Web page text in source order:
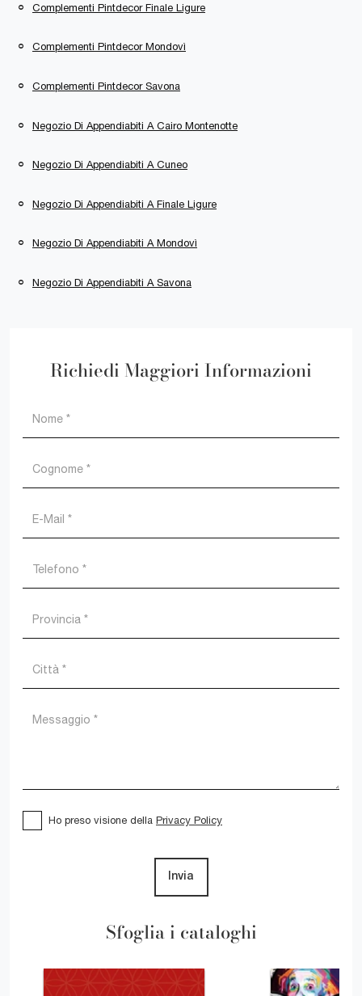
Complementi Pintdecor Finale Ligure
Complementi Pintdecor Mondovì
Complementi Pintdecor Savona
Negozio Di Appendiabiti A Cairo Montenotte
Negozio Di Appendiabiti A Cuneo
Negozio Di Appendiabiti A Finale Ligure
Negozio Di Appendiabiti A Mondovì
Negozio Di Appendiabiti A Savona
Sfoglia i cataloghi
Richiedi Maggiori Informazioni
Ho preso visione della Privacy Policy
Invia